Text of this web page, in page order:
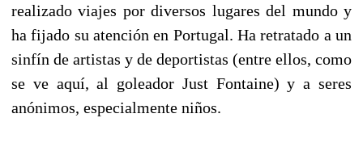
realizado viajes por diversos lugares del mundo y
ha fijado su atención en Portugal. Ha retratado a un
sinfín de artistas y de deportistas (entre ellos, como
se ve aquí, al goleador Just Fontaine) y a seres
anónimos, especialmente niños.